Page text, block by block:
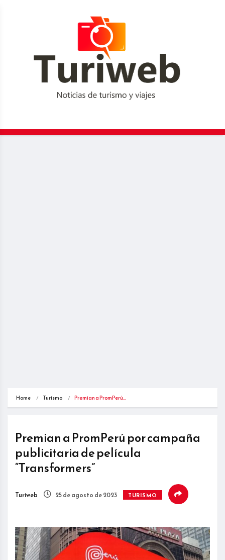
Home Turismo Premian a PromPerú…
Premian a PromPerú por campaña
publicitaria de película
“Transformers”
Turiweb 25 de agosto de 2023 TURISMO